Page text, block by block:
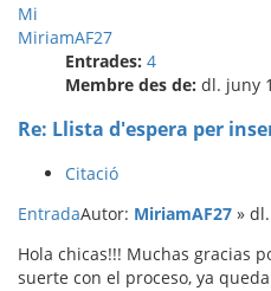
Mi
MiriamAF27
Entrades: 4
Membre des de: dl. juny
Re: Llista d'espera per
Citació
EntradaAutor: MiriamAF27 »
Hola chicas!!! Muchas gracias
suerte con el proceso, ya